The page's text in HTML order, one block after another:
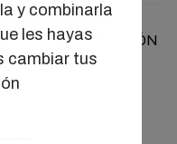
y combinarla
les hayas
cambiar tus
AGUA MELOCOTÓN